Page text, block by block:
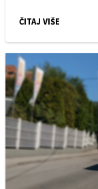
ČITAJ VIŠE